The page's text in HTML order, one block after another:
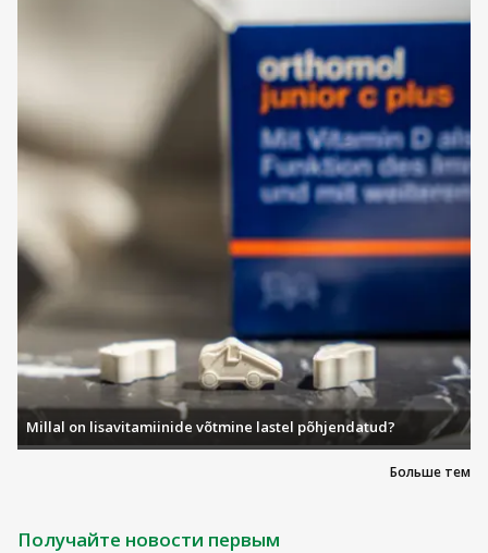
Больше тем
Millal on lisavitamiinide võtmine lastel põhjendatud?
Получайте новости первым